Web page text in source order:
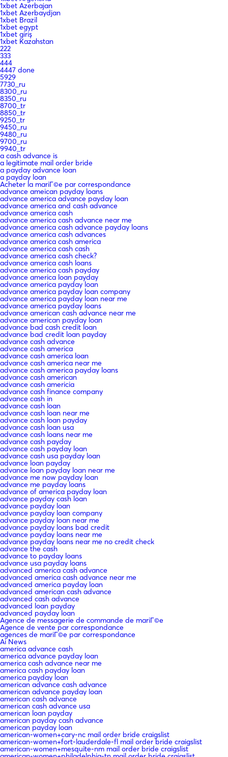
1xbet Azerbajan
1xbet Azerbaydjan
1xbet Brazil
1xbet egypt
1xbet giriş
1xbet Kazahstan
222
333
444
4447 done
5929
7730_ru
8300_ru
8350_ru
8700_tr
8850_tr
9250_tr
9450_ru
9480_ru
9700_ru
9940_tr
a cash advance is
a legitimate mail order bride
a payday advance loan
a payday loan
Acheter la mariГ©e par correspondance
advance ameican payday loans
advance america advance payday loan
advance america and cash advance
advance america cash
advance america cash advance near me
advance america cash advance payday loans
advance america cash advances
advance america cash america
advance america cash cash
advance america cash check?
advance america cash loans
advance america cash payday
advance america loan payday
advance america payday loan
advance america payday loan company
advance america payday loan near me
advance america payday loans
advance american cash advance near me
advance american payday loan
advance bad cash credit loan
advance bad credit loan payday
advance cash advance
advance cash america
advance cash america loan
advance cash america near me
advance cash america payday loans
advance cash american
advance cash americia
advance cash finance company
advance cash in
advance cash loan
advance cash loan near me
advance cash loan payday
advance cash loan usa
advance cash loans near me
advance cash payday
advance cash payday loan
advance cash usa payday loan
advance loan payday
advance loan payday loan near me
advance me now payday loan
advance me payday loans
advance of america payday loan
advance payday cash loan
advance payday loan
advance payday loan company
advance payday loan near me
advance payday loans bad credit
advance payday loans near me
advance payday loans near me no credit check
advance the cash
advance to payday loans
advance usa payday loans
advanced america cash advance
advanced america cash advance near me
advanced america payday loan
advanced american cash advance
advanced cash advance
advanced loan payday
advanced payday loan
Agence de messagerie de commande de mariГ©e
Agence de vente par correspondance
agences de mariГ©e par correspondance
Ai News
america advance cash
america advance payday loan
america cash advance near me
america cash payday loan
america payday loan
american advance cash advance
american advance payday loan
american cash advance
american cash advance usa
american loan payday
american payday cash advance
american payday loan
american-women+cary-nc mail order bride craigslist
american-women+fort-lauderdale-fl mail order bride craigslist
american-women+mesquite-nm mail order bride craigslist